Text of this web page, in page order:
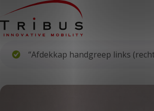
Home
Vloersystemen
“Afdekkap handgreep links